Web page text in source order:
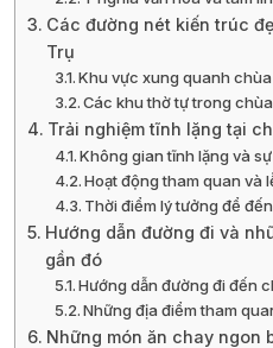
Các đường nét kiến trúc
Trụ
Khu vực xung quanh chùa
Các khu thờ tự trong chùa
Trải nghiệm tĩnh lặng tại
Không gian tĩnh lặng và
Hoạt động tham quan và
Thời điểm lý tưởng để
Hướng dẫn đường đi và
gần đó
Hướng dẫn đường đi đến
Những địa điểm tham
Những món ăn chay ngon